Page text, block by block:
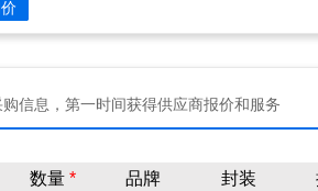
信息，第一时间获得供应商报价和服务
数量 * 品牌 封装